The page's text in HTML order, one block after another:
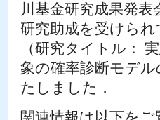
川基金研究成果発
研究助成を受けら
（研究タイトル：
象の確率診断モデ
たしました．